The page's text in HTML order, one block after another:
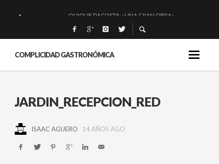
QUIQUE DACOSTA: «UNA GRAN OBRA»
EL BARUCO DE ANERO: MUCHO MÁS QUE UN BAR.
MONTIA: ESENCIAL Y BRILLANTE.
COMPLICIDAD GASTRONÓMICA
JARDIN_RECEPCION_RED
ISAAC AGUERO 14 AÑOS AGO